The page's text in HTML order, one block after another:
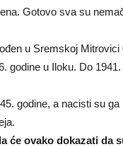
Gotovo sva su
u Sremskoj Mitrovici
godine u Iloku. Do
godine, a nacisti su
će ovako dokazati da